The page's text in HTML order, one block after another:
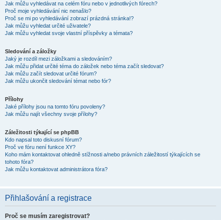
Jak můžu vyhledávat na celém fóru nebo v jednotlivých fórech?
Proč moje vyhledávání nic nenašlo?
Proč se mi po vyhledávání zobrazí prázdná stránka!?
Jak můžu vyhledat určité uživatele?
Jak můžu vyhledat svoje vlastní příspěvky a témata?
Sledování a záložky
Jaký je rozdíl mezi záložkami a sledováním?
Jak můžu přidat určité téma do záložek nebo téma začít sledovat?
Jak můžu začít sledovat určité fórum?
Jak můžu ukončit sledování témat nebo fór?
Přílohy
Jaké přílohy jsou na tomto fóru povoleny?
Jak můžu najít všechny svoje přílohy?
Záležitosti týkající se phpBB
Kdo napsal toto diskusní fórum?
Proč ve fóru není funkce XY?
Koho mám kontaktovat ohledně stížnosti a/nebo právních záležitostí týkajících se
tohoto fóra?
Jak můžu kontaktovat administrátora fóra?
Přihlašování a registrace
Proč se musím zaregistrovat?